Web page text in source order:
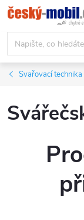
Přejít
na
obsah
Svařovací